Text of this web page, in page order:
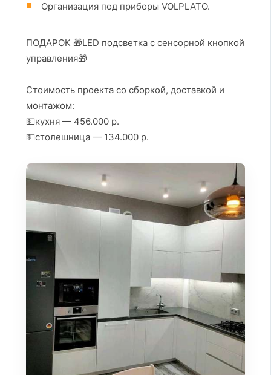
Организация под приборы VOLPLATO.
ПОДАРОК 🎁LED подсветка с сенсорной кнопкой
управления🎁
Стоимость проекта со сборкой, доставкой и
монтажом:
💵кухня — 456.000 р.
💵столешница — 134.000 р.